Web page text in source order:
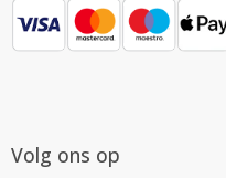
Volg ons op